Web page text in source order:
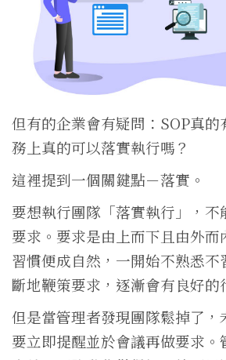
但有的企業會有疑問：SOP真
務上真的可以落實執行嗎？
這裡提到一個關鍵點－落實。
要想執行團隊「落實執行」，不
要求。要求是由上而下且由外而
習慣便成自然，一開始不熟悉不
斷地鞭策要求，逐漸會有良好的
但是當管理者發現團隊鬆掉了，
要立即提醒並於會議再做要求。